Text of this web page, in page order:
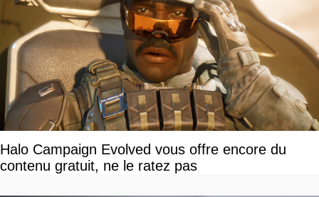
Halo Campaign Evolved vous offre encore du
contenu gratuit, ne le ratez pas